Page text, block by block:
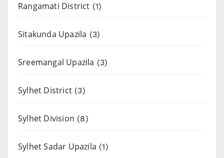
Rangamati District (1)
Sitakunda Upazila (3)
Sreemangal Upazila (3)
Sylhet District (3)
Sylhet Division (8)
Sylhet Sadar Upazila (1)